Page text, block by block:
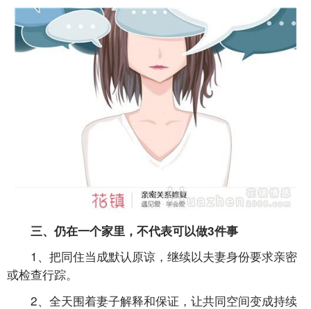
三、仍在一个家里，不代表可以做3件事
1、把同住当成默认原谅，继续以夫妻身份要求亲密
或检查行踪。
2、全天围着妻子解释和保证，让共同空间变成持续